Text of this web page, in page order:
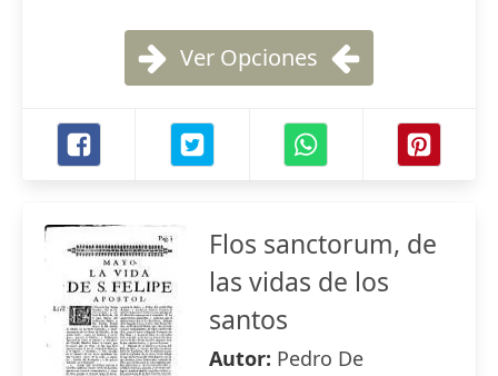
Ver Opciones
Flos sanctorum, de
las vidas de los
santos
Autor: Pedro De